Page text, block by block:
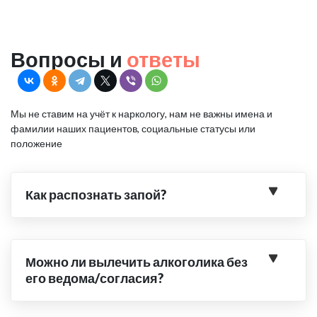
Вопросы и ответы
Мы не ставим на учёт к наркологу, нам не важны имена и
фамилии наших пациентов, социальные статусы или
положение
Как распознать запой?
Можно ли вылечить алкоголика без
его ведома/согласия?